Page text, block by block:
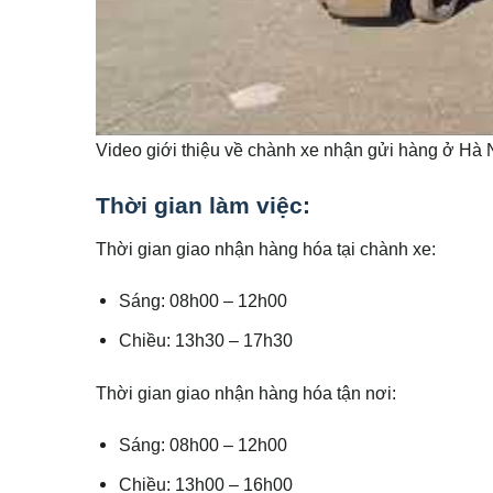
Video giới thiệu về chành xe nhận gửi hàng ở Hà
Thời gian làm việc:
Thời gian giao nhận hàng hóa tại chành xe:
Sáng: 08h00 – 12h00
Chiều: 13h30 – 17h30
Thời gian giao nhận hàng hóa tận nơi:
Sáng: 08h00 – 12h00
Chiều: 13h00 – 16h00